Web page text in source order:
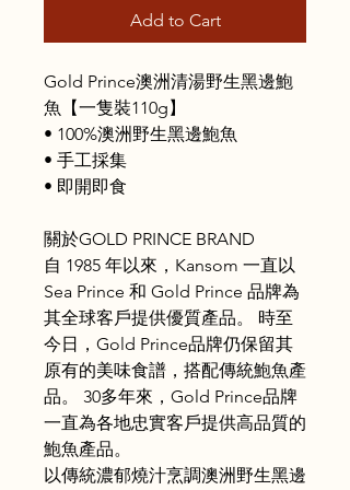
Add to Cart
Gold Prince澳洲清湯野生黑邊鮑
魚【一隻裝110g】
• 100%澳洲野生黑邊鮑魚
• 手工採集
• 即開即食
關於GOLD PRINCE BRAND
自 1985 年以來，Kansom 一直以
Sea Prince 和 Gold Prince 品牌為
其全球客戶提供優質產品。 時至
今日，Gold Prince品牌仍保留其
原有的美味食譜，搭配傳統鮑魚產
品。 30多年來，Gold Prince品牌
一直為各地忠實客戶提供高品質的
鮑魚產品。
以傳統濃郁燒汁烹調澳洲野生黑邊